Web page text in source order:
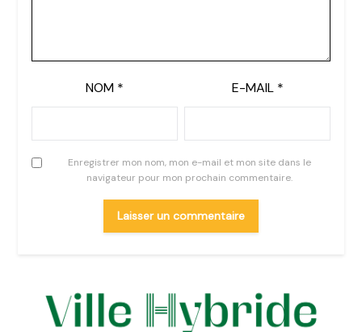
NOM * E-MAIL *
Enregistrer mon nom, mon e-mail et mon site dans le
navigateur pour mon prochain commentaire.